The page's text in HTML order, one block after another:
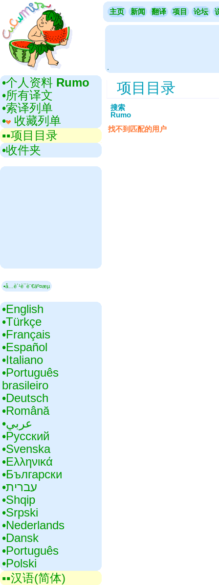
主页 新闻 翻译 项目 论坛
.
•‎个人资料 Rumo
•‎所有译文
•‎索译列单
•‎
收藏列单
▪▪‎项目目录
•‎收件夹
▪å…è´¹è¯­è¨€äº¤æµ
•‎English
•‎Türkçe
•‎Français
•‎Español
•‎Italiano
•‎Português
brasileiro
•‎Deutsch
•‎Română
•‎عربي
•‎Русский
•‎Svenska
•‎Ελληνικά
•‎Български
•‎עברית
•‎Shqip
•‎Srpski
•‎Nederlands
•‎Dansk
•‎Português
•‎Polski
▪▪‎汉语(简体)
项目目录
搜索
Rumo
找不到匹配的用户